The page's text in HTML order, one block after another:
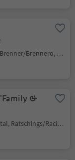
Fleres/Pflersch, Brenner/Brennero, Sterzing/Vipiteno and environs
&
Valgiovo/Jaufental, Ratschings/Racines, Sterzing/Vipiteno and environs